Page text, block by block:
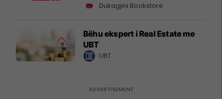
Dukagjini Bookstore
Bëhu ekspert i Real Estate me
UBT
UBT